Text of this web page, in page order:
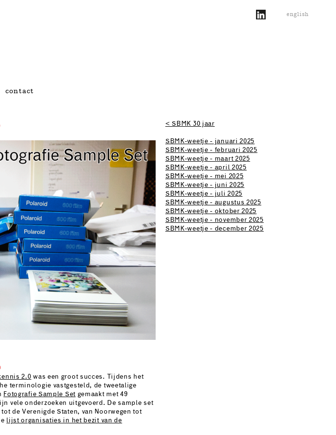
english
contact
2.0 was een groot succes. Tijdens het
terminologie vastgesteld, de tweetalige
Fotografie Sample Set gemaakt met 49
vele onderzoeken uitgevoerd. De sample set
de Verenigde Staten, van Noorwegen tot
lijst organisaties in het bezit van de
< SBMK 30 jaar
SBMK-weetje - januari 2025
SBMK-weetje - februari 2025
SBMK-weetje - maart 2025
SBMK-weetje - april 2025
SBMK-weetje - mei 2025
SBMK-weetje - juni 2025
SBMK-weetje - juli 2025
SBMK-weetje - augustus 2025
SBMK-weetje - oktober 2025
SBMK-weetje - november 2025
SBMK-weetje - december 2025